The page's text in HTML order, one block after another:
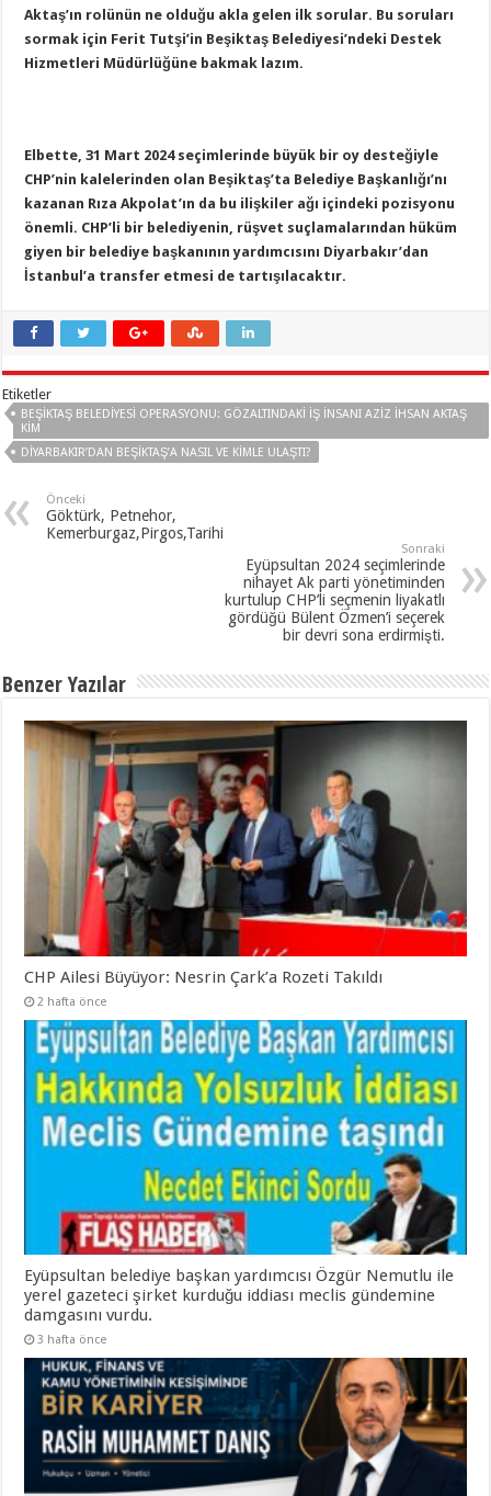
Aktaş’ın rolünün ne olduğu akla gelen ilk sorular. Bu soruları
sormak için Ferit Tutşi’in Beşiktaş Belediyesi’ndeki Destek
Hizmetleri Müdürlüğüne bakmak lazım.
Elbette, 31 Mart 2024 seçimlerinde büyük bir oy desteğiyle
CHP’nin kalelerinden olan Beşiktaş’ta Belediye Başkanlığı’nı
kazanan Rıza Akpolat’ın da bu ilişkiler ağı içindeki pozisyonu
önemli. CHP’li bir belediyenin, rüşvet suçlamalarından hüküm
giyen bir belediye başkanının yardımcısını Diyarbakır’dan
İstanbul’a transfer etmesi de tartışılacaktır.
Etiketler
BEŞIKTAŞ BELEDIYESI OPERASYONU: GÖZALTINDAKI IŞ INSANI AZIZ İHSAN AKTAŞ
KIM
DIYARBAKIR’DAN BEŞIKTAŞ’A NASIL VE KIMLE ULAŞTI?
Önceki
Göktürk, Petnehor,
Kemerburgaz,Pirgos,Tarihi
Sonraki
Eyüpsultan 2024 seçimlerinde
nihayet Ak parti yönetiminden
kurtulup CHP’li seçmenin liyakatlı
gördüğü Bülent Özmen’i seçerek
bir devri sona erdirmişti.
Benzer Yazılar
CHP Ailesi Büyüyor: Nesrin Çark’a Rozeti Takıldı
2 hafta önce
Eyüpsultan belediye başkan yardımcısı Özgür Nemutlu ile
yerel gazeteci şirket kurduğu iddiası meclis gündemine
damgasını vurdu.
3 hafta önce